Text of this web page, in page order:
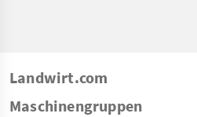
Landwirt.com
Maschinengruppen